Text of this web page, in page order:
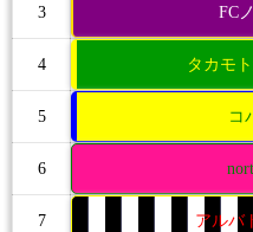
3 FC
4 タカモ
5 コ
6
7 アルバ